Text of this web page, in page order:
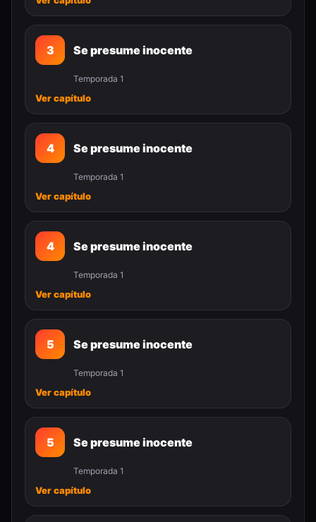
3 Se presume inocente
Temporada 1
Ver capítulo
4 Se presume inocente
Temporada 1
Ver capítulo
4 Se presume inocente
Temporada 1
Ver capítulo
5 Se presume inocente
Temporada 1
Ver capítulo
5 Se presume inocente
Temporada 1
Ver capítulo